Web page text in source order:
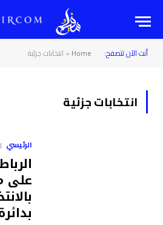
أنت الآن تتصفح: Home
» انتخابات جزئية
انتخابات جزئية
الرئيسي
على